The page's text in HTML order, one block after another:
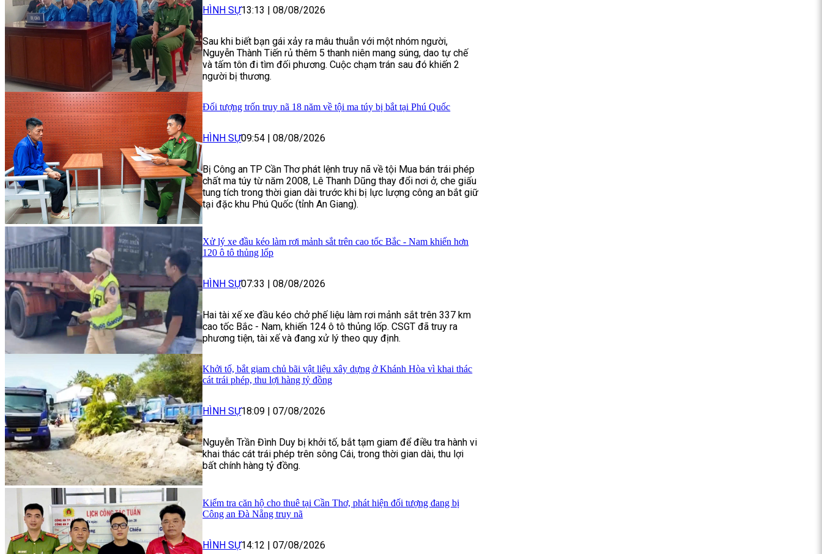
HÌNH SỰ13:13 08/08/2026
Sau khi biết bạn gái xảy ra mâu thuẫn với một nhóm người,
Nguyễn Thành Tiến rủ thêm 5 thanh niên mang súng, dao tự chế
và tấm tôn đi tìm đối phương. Cuộc chạm trán sau đó khiến 2
người bị thương.
Đối tượng trốn truy nã 18 năm về tội ma túy bị bắt tại Phú Quốc
HÌNH SỰ09:54 08/08/2026
Bị Công an TP Cần Thơ phát lệnh truy nã về tội Mua bán trái phép
chất ma túy từ năm 2008, Lê Thanh Dũng thay đổi nơi ở, che giấu
tung tích trong thời gian dài trước khi bị lực lượng công an bắt giữ
tại đặc khu Phú Quốc (tỉnh An Giang).
Xử lý xe đầu kéo làm rơi mảnh sắt trên cao tốc Bắc - Nam khiến hơn
120 ô tô thủng lốp
HÌNH SỰ07:33 | 08/08/2026
Hai tài xế xe đầu kéo chở phế liệu làm rơi mảnh sắt trên 337 km
cao tốc Bắc - Nam, khiến 124 ô tô thủng lốp. CSGT đã truy ra
phương tiện, tài xế và đang xử lý theo quy định.
Khởi tố, bắt giam chủ bãi vật liệu xây dựng ở Khánh Hòa vì khai thác
cát trái phép, thu lợi hàng tỷ đồng
HÌNH SỰ18:09 | 07/08/2026
Nguyễn Trần Đình Duy bị khởi tố, bắt tạm giam để điều tra hành vi
khai thác cát trái phép trên sông Cái, trong thời gian dài, thu lợi
bất chính hàng tỷ đồng.
Kiểm tra căn hộ cho thuê tại Cần Thơ, phát hiện đối tượng đang bị
Công an Đà Nẵng truy nã
HÌNH SỰ14:12 07/08/2026